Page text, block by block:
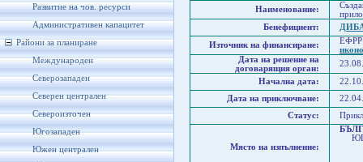
Развитие на чов. ресурси
Административен капацитет
Райони за планиране
Международен
Северозападен
Северен централен
Североизточен
Югозападен
Южен централен
Наименование:
Бенефициент:
Източник на финансиране:
Дата на решение на
договарящия орган:
Начална дата:
Дата на приключване:
Статус:
Място на изпълнение: